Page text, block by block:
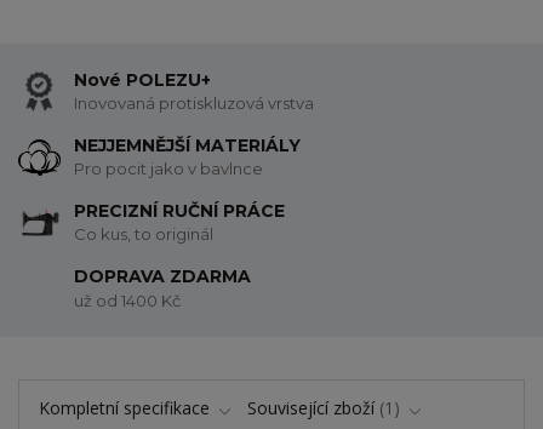
Nové POLEZU+
Inovovaná protiskluzová vrstva
NEJJEMNĚJŠÍ MATERIÁLY
Pro pocit jako v bavlnce
PRECIZNÍ RUČNÍ PRÁCE
Co kus, to originál
DOPRAVA ZDARMA
už od 1400 Kč
Kompletní specifikace Související zboží 1